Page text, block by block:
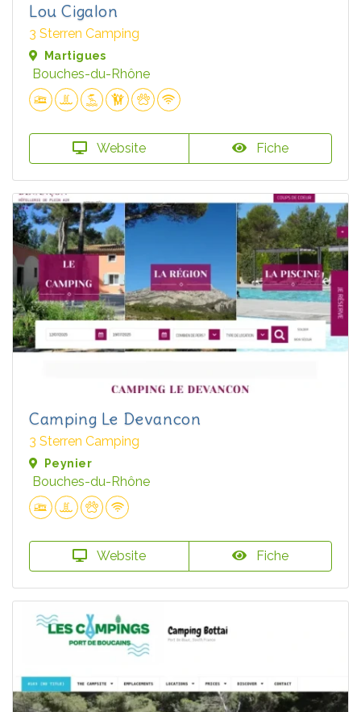
Lou Cigalon
3 Sterren Camping
Martigues
Bouches-du-Rhône
Website Fiche
Camping Le Devancon
3 Sterren Camping
Peynier
Bouches-du-Rhône
Website Fiche